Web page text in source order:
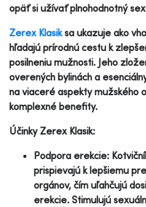
opäť si užívať plnohodnotný
Zerex Klasiksa ukazuje ako
hľadajú prírodnú cestu k
posilneniu mužnosti. Jeho
overených bylinách a
na viaceré aspekty mužského
komplexné benefity.
Účinky Zerex Klasik:
Podpora erekcie:
prispievajú k lepšiemu
orgánov, čím uľahčujú
erekcie. Stimulujú